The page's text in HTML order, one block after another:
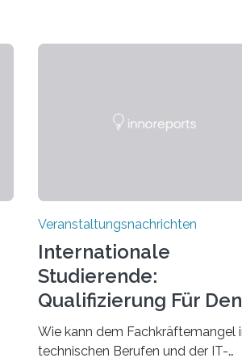
Veranstaltungsnachrichten
Internationale
Studierende:
Qualifizierung Für Den
Arbeitsmarkt
Wie kann dem Fachkräftemangel
technischen Berufen und der IT-